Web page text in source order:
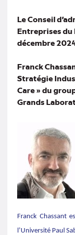
Le Conseil
Entreprises du
décembre
Franck
Stratégie
Care » du
Grands
Franck Chassant
l’Université Paul